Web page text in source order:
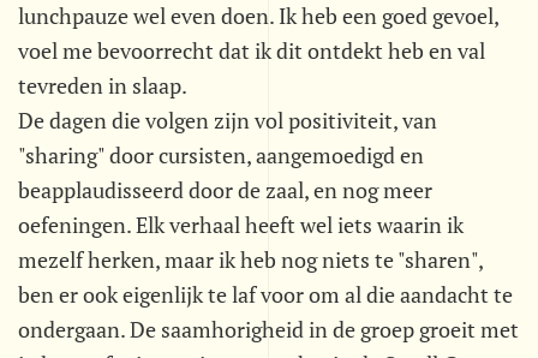
lunchpauze wel even doen. Ik heb een goed gevoel,
voel me bevoorrecht dat ik dit ontdekt heb en val
tevreden in slaap.
De dagen die volgen zijn vol positiviteit, van
"sharing" door cursisten, aangemoedigd en
beapplaudisseerd door de zaal, en nog meer
oefeningen. Elk verhaal heeft wel iets waarin ik
mezelf herken, maar ik heb nog niets te "sharen",
ben er ook eigenlijk te laf voor om al die aandacht te
ondergaan. De saamhorigheid in de groep groeit met